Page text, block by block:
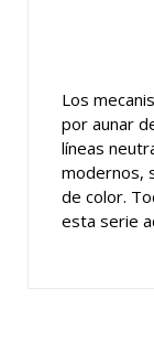
Los
por aunar
líneas
modernos,
de color.
esta serie